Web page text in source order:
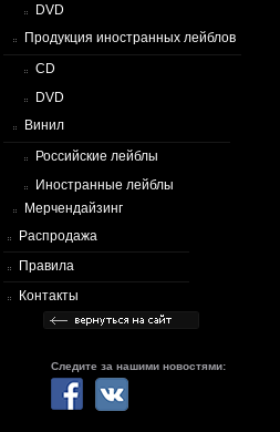
DVD
Продукция иностранных лейблов
CD
DVD
Винил
Российские лейблы
Иностранные лейблы
Мерчендайзинг
Распродажа
Правила
Контакты
Следите за нашими новостями: